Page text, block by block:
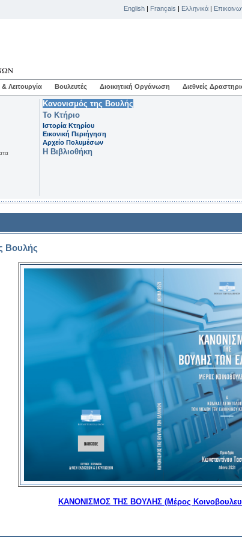
English | Français | Ελληνικά |
Λειτουργία Βουλευτές Διοικητική Οργάνωση Διεθνείς
Κανονισμός της Βουλής
Το Κτήριο
Ιστορία Κτηρίου
Εικονική Περιήγηση
Αρχείο Πολυμέσων
Η Βιβλιοθήκη
Βουλής
ΚΑΝΟΝΙΣΜΟΣ ΤΗΣ ΒΟΥΛΗΣ (Μέρος